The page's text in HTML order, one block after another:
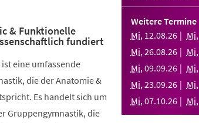
in
einem
neuen
Tab)
Weitere Termine
Mi, 12.08.26 Mi,
Mi,26.08.26 Mi,
Mi,09.09.26 Mi,
Mi,23.09.26 Mi,
Mi,07.10.26 Mi,
& Funktionelle
fundiert
eine umfassende
die der Anatomie &
Es handelt sich um
Gruppengymnastik, die